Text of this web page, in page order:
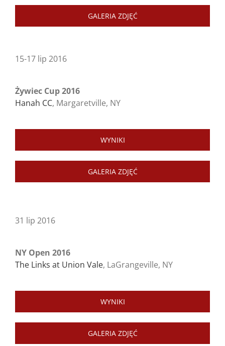
GALERIA ZDJĘĆ
15-17 lip 2016
Żywiec Cup 2016
Hanah CC, Margaretville, NY
WYNIKI
GALERIA ZDJĘĆ
31 lip 2016
NY Open 2016
The Links at Union Vale, LaGrangeville, NY
WYNIKI
GALERIA ZDJĘĆ